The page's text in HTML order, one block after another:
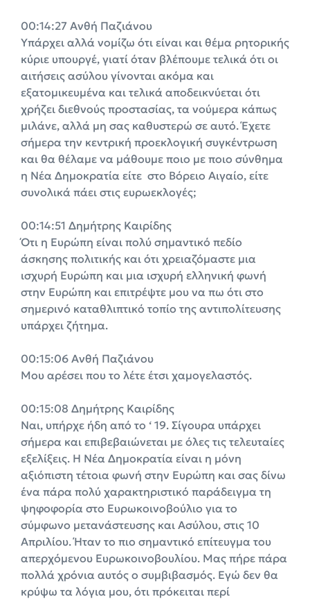
00:14:27 Ανθή Παζιάνου
Υπάρχει αλλά νομίζω ότι είναι και θέμα ρητορικής
κύριε υπουργέ, γιατί όταν βλέπουμε τελικά ότι οι
αιτήσεις ασύλου γίνονται ακόμα και
εξατομικευμένα και τελικά αποδεικνύεται ότι
χρήζει διεθνούς προστασίας, τα νούμερα κάπως
μιλάνε, αλλά μη σας καθυστερώ σε αυτό. Έχετε
σήμερα την κεντρική προεκλογική συγκέντρωση
και θα θέλαμε να μάθουμε ποιο με ποιο σύνθημα
η Νέα Δημοκρατία είτε στο Βόρειο Αιγαίο, είτε
συνολικά πάει στις ευρωεκλογές;
00:14:51 Δημήτρης Καιρίδης
Ότι η Ευρώπη είναι πολύ σημαντικό πεδίο
άσκησης πολιτικής και ότι χρειαζόμαστε μια
ισχυρή Ευρώπη και μια ισχυρή ελληνική φωνή
στην Ευρώπη και επιτρέψτε μου να πω ότι στο
σημερινό καταθλιπτικό τοπίο της αντιπολίτευσης
υπάρχει ζήτημα.
00:15:06 Ανθή Παζιάνου
Μου αρέσει που το λέτε έτσι χαμογελαστός.
00:15:08 Δημήτρης Καιρίδης
Ναι, υπήρχε ήδη από το ‘ 19. Σίγουρα υπάρχει
σήμερα και επιβεβαιώνεται με όλες τις τελευταίες
εξελίξεις. Η Νέα Δημοκρατία είναι η μόνη
αξιόπιστη τέτοια φωνή στην Ευρώπη και σας δίνω
ένα πάρα πολύ χαρακτηριστικό παράδειγμα τη
ψηφοφορία στο Ευρωκοινοβούλιο για το
σύμφωνο μετανάστευσης και Ασύλου, στις 10
Απριλίου. Ήταν το πιο σημαντικό επίτευγμα του
απερχόμενου Ευρωκοινοβουλίου. Μας πήρε πάρα
πολλά χρόνια αυτός ο συμβιβασμός. Εγώ δεν θα
κρύψω τα λόγια μου, ότι πρόκειται περί